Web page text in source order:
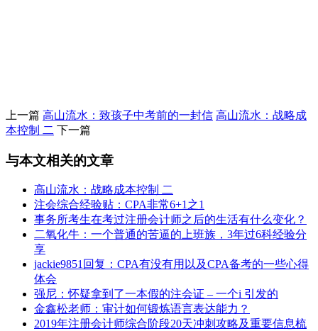
上一篇 高山流水：致孩子中考前的一封信 高山流水：战略成
本控制 二 下一篇
与本文相关的文章
高山流水：战略成本控制 二
注会综合经验贴：CPA非常6+1之1
事务所考生在考过注册会计师之后的生活有什么变化？
二氧化牛：一个普通的苦逼的上班族，3年过6科经验分
享
jackie9851回复：CPA有没有用以及CPA备考的一些心得
体会
强尼：怀疑拿到了一本假的注会证 – 一个i 引发的
金鑫松老师：审计如何锻炼语言表达能力？
2019年注册会计师综合阶段20天冲刺攻略及重要信息梳